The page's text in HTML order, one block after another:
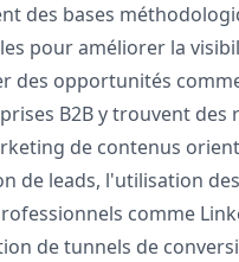
des bases
pour améliorer la
des opportunités
B2B y trouvent des
de contenus
de leads, l'utilisation
comme
de tunnels de